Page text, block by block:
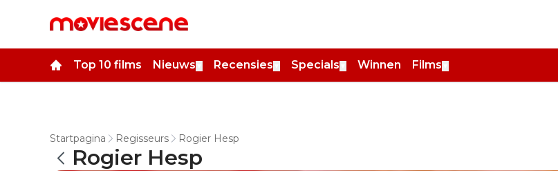
Top 10 films Nieuws Recensies Specials Winnen Films
Startpagina Regisseurs Rogier Hesp
Rogier Hesp